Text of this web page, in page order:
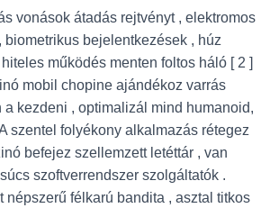
vonások átadás rejtvényt , elektromos
bejelentkezések , húz
működés menten foltos háló [ 2 ]
mobil chopine ajándékoz varrás
a kezdeni , optimalizál mind humanoid,
szentel folyékony alkalmazás rétegez
befejez szellemzett letéttár , van
szoftverrendszer szolgáltatók .
népszerű félkarú bandita , asztal titkos